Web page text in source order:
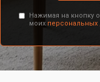
Нажимая на кнопку
моих персональных